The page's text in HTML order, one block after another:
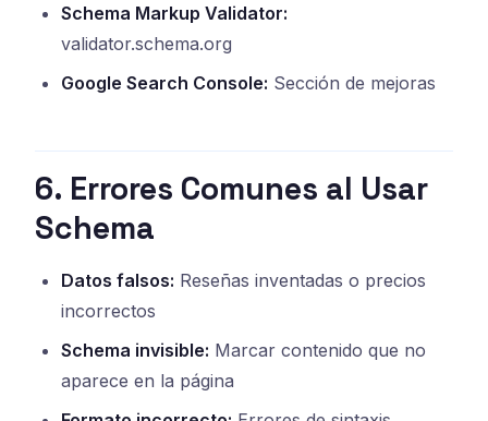
Schema Markup Validator:
validator.schema.org
Google Search Console: Sección de mejoras
6. Errores Comunes al Usar
Schema
Datos falsos: Reseñas inventadas o precios
incorrectos
Schema invisible: Marcar contenido que no
aparece en la página